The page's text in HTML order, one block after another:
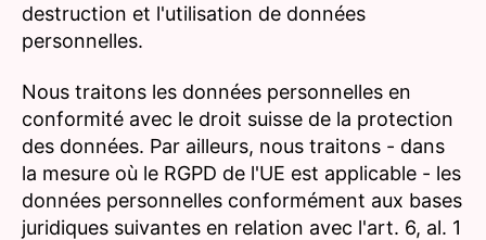
destruction et l'utilisation de données
personnelles.
Nous traitons les données personnelles en
conformité avec le droit suisse de la protection
des données. Par ailleurs, nous traitons - dans
la mesure où le RGPD de l'UE est applicable - les
données personnelles conformément aux bases
juridiques suivantes en relation avec l'art. 6, al. 1